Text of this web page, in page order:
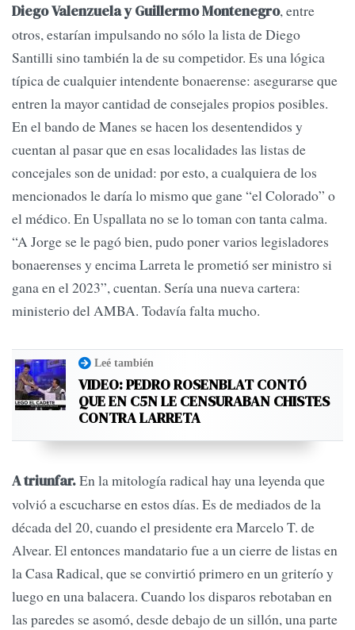
Diego Valenzuela y Guillermo Montenegro, entre
otros, estarían impulsando no sólo la lista de Diego
Santilli sino también la de su competidor. Es una lógica
típica de cualquier intendente bonaerense: asegurarse que
entren la mayor cantidad de consejales propios posibles.
En el bando de Manes se hacen los desentendidos y
cuentan al pasar que en esas localidades las listas de
concejales son de unidad: por esto, a cualquiera de los
mencionados le daría lo mismo que gane “el Colorado” o
el médico. En Uspallata no se lo toman con tanta calma.
“A Jorge se le pagó bien, pudo poner varios legisladores
bonaerenses y encima Larreta le prometió ser ministro si
gana en el 2023”, cuentan. Sería una nueva cartera:
ministerio del AMBA. Todavía falta mucho.
Leé también
VIDEO: PEDRO ROSENBLAT CONTÓ
QUE EN C5N LE CENSURABAN CHISTES
CONTRA LARRETA
A triunfar.En la mitología radical hay una leyenda que
volvió a escucharse en estos días. Es de mediados de la
década del 20, cuando el presidente era Marcelo T. de
Alvear. El entonces mandatario fue a un cierre de listas en
la Casa Radical, que se convirtió primero en un griterío y
luego en una balacera. Cuando los disparos rebotaban en
las paredes se asomó, desde debajo de un sillón, una parte